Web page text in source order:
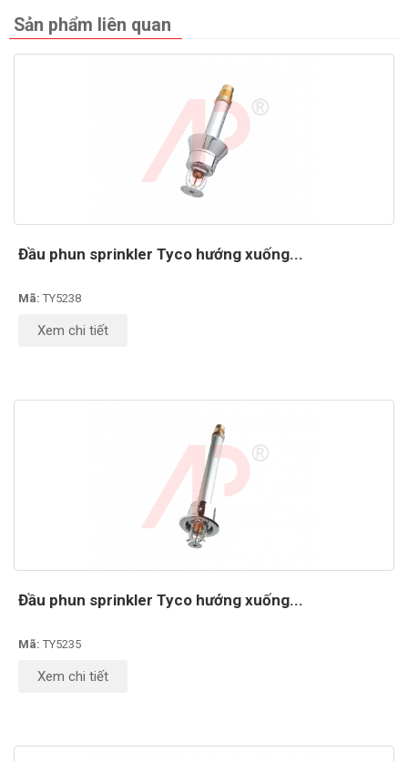
Sản phẩm liên quan
Đầu phun sprinkler Tyco hướng xuống...
Mã: TY5238
Xem chi tiết
Đầu phun sprinkler Tyco hướng xuống...
Mã: TY5235
Xem chi tiết